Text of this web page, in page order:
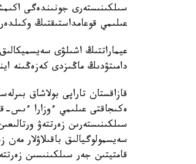
سىلكىنىستەرى جونىندەگى
عىلىمي قوعامداستىقتىڭ
عيماراتتىڭ اشىلۋى
دامىتۋدىڭ ماڭىزدى كەزەڭىنە
قازاقستان تاراپى بولاشاق
ەكىجاقتى عىلىمي ءوزارا ءىس-
سىلكىنىستەرىن زەرتتەۋ
سەيسمولوگيالىق باقىلاۋلار مەن
قامتيتىن جەر سىلكىنىسىن